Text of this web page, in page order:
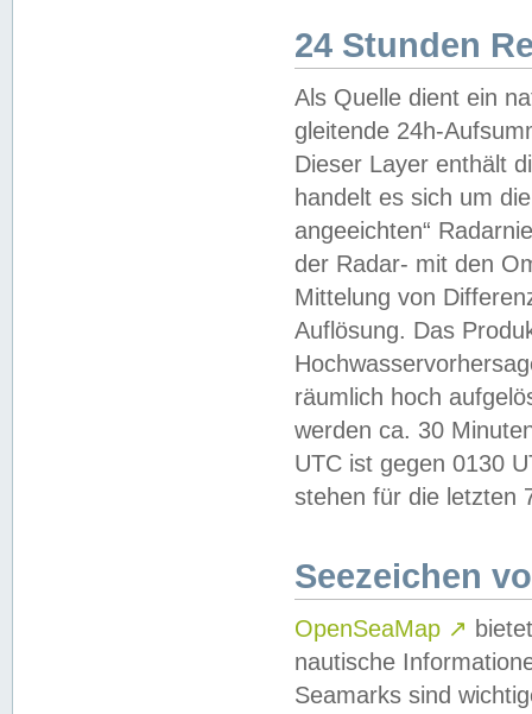
24 Stunden
Als Quelle dient ein
gleitende 24h-
Dieser Layer enthält
handelt es sich um
angeeichten“
der Radar- mit den
Mittelung von
Auflösung. Das
räumlich hoch
werden ca. 30
UTC ist gegen 0130
stehen für die letzten
Seezeichen
OpenSeaMap ↗
nautische
Seamarks sind